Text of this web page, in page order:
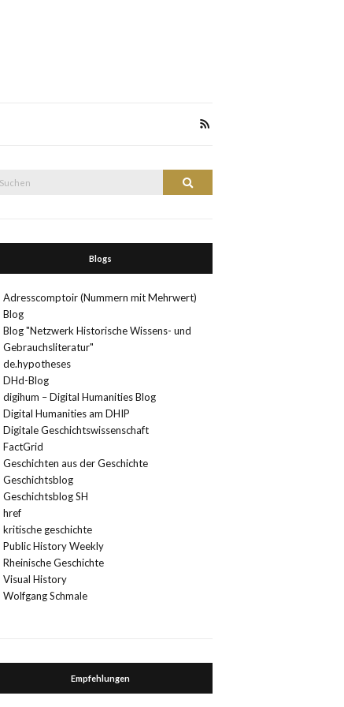
Suchen
Blogs
Adresscomptoir (Nummern mit Mehrwert)
Blog
Blog "Netzwerk Historische Wissens- und
Gebrauchsliteratur"
de.hypotheses
DHd-Blog
digihum – Digital Humanities Blog
Digital Humanities am DHIP
Digitale Geschichtswissenschaft
FactGrid
Geschichten aus der Geschichte
Geschichtsblog
Geschichtsblog SH
href
kritische geschichte
Public History Weekly
Rheinische Geschichte
Visual History
Wolfgang Schmale
Empfehlungen